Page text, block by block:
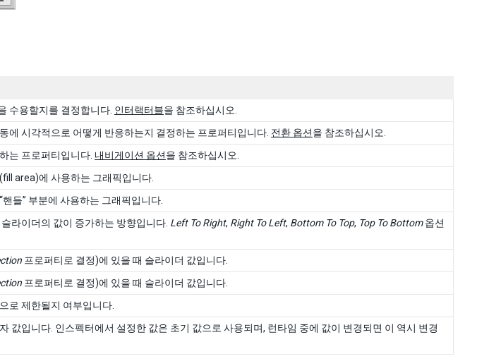
수용할지를 결정합니다. 인터랙터블을 참조하십시오.
에 시각적으로 어떻게 반응하는지 결정하는 프로퍼티입니다. 전환 옵션을 참조하십시오.
는 프로퍼티입니다. 내비게이션 옵션을 참조하십시오.
area)에 사용하는 그래픽입니다.
들” 부분에 사용하는 그래픽입니다.
라이더의 값이 증가하는 방향입니다. Left To Right, Right To Left, Bottom To Top, Top To Bottom옵션
프로퍼티로 결정)에 있을 때 슬라이더 값입니다.
프로퍼티로 결정)에 있을 때 슬라이더 값입니다.
로 제한될지 여부입니다.
값입니다. 인스펙터에서 설정한 값은 초기 값으로 사용되며, 런타임 중에 값이 변경되면 이 역시 변경